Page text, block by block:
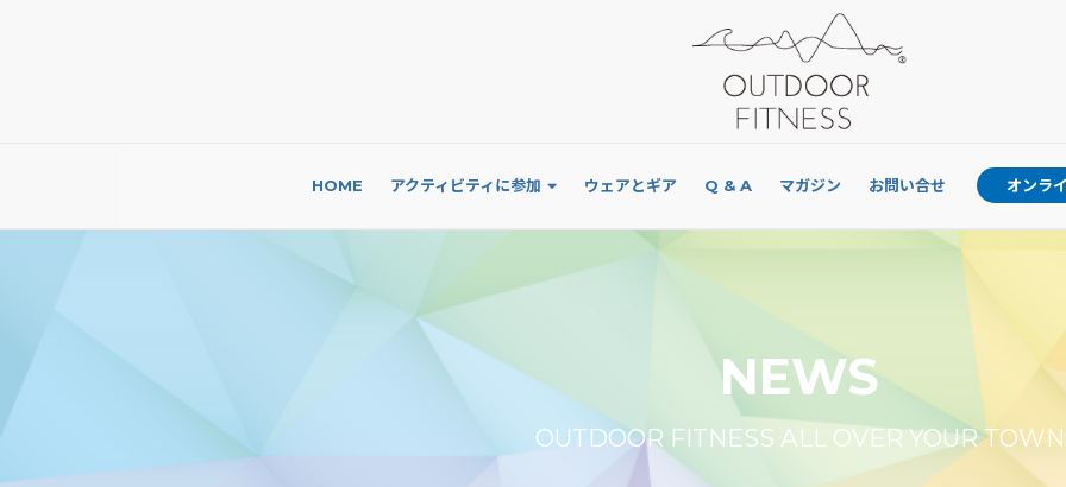
HOME アクティビティに参加 ウェアとギア Q & A マガジン お問い合せ オンラ
NEWS
OUTDOOR FITNESS ALL OVER YOUR TOWN